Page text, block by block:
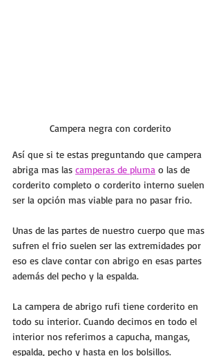
Campera negra con corderito
Así que si te estas preguntando que campera
abriga mas las camperas de pluma o las de
corderito completo o corderito interno suelen
ser la opción mas viable para no pasar frio.
Unas de las partes de nuestro cuerpo que mas
sufren el frio suelen ser las extremidades por
eso es clave contar con abrigo en esas partes
además del pecho y la espalda.
La campera de abrigo rufi tiene corderito en
todo su interior. Cuando decimos en todo el
interior nos referimos a capucha, mangas,
espalda, pecho y hasta en los bolsillos.